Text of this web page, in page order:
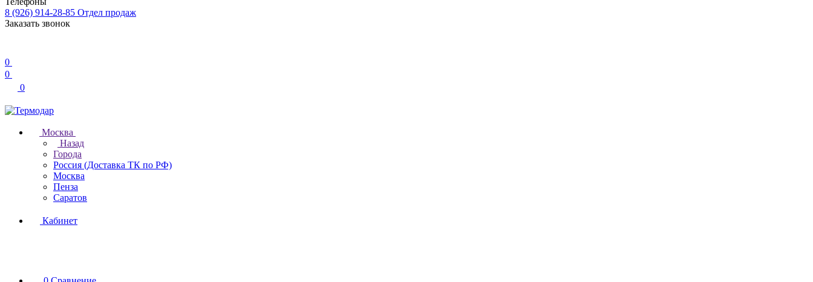
8 (926) 914-28-85 Отдел продаж
Заказать звонок
0
0
0
Москва
Назад
Города
Россия (Доставка ТК по РФ)
Москва
Пенза
Саратов
Кабинет